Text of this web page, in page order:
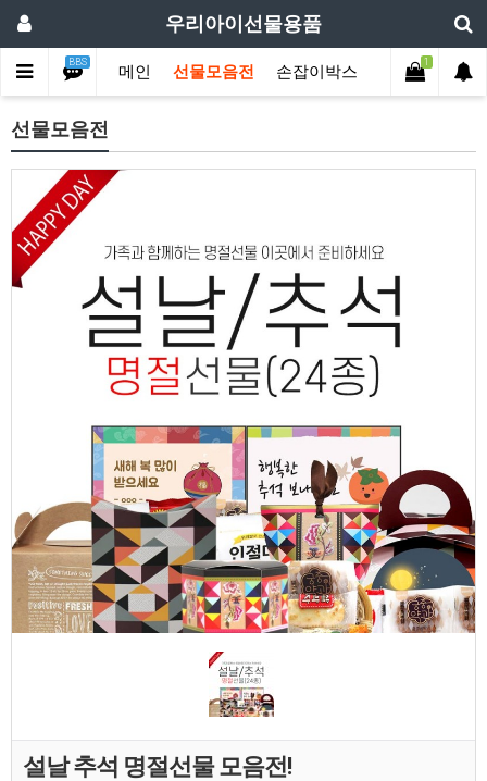
우리아이선물용품
BBS
메인 선물모음전 손잡이박스 디자인박스
1
선물모음전
설날 추석 명절선물 모음전!